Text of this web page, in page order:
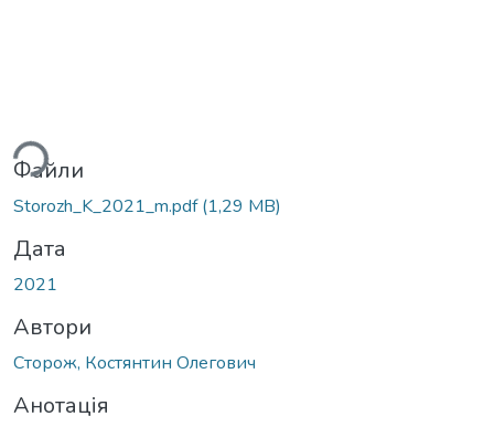
Файли
Storozh_K_2021_m.pdf(1,29 MB)
Дата
2021
Автори
Сторож, Костянтин Олегович
Анотація